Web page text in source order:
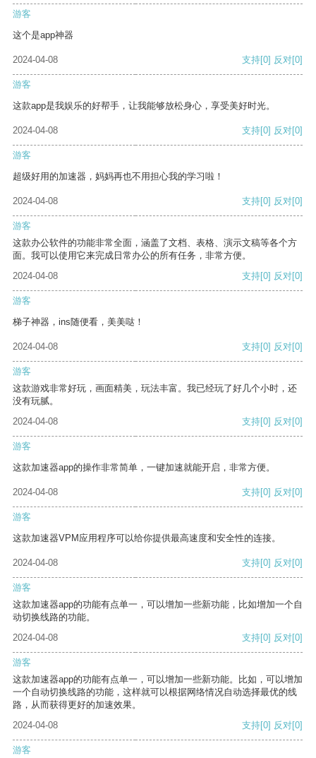
游客
这个是app神器
2024-04-08 支持[0] 反对[0]
游客
这款app是我娱乐的好帮手，让我能够放松身心，享受美好时光。
2024-04-08 支持[0] 反对[0]
游客
超级好用的加速器，妈妈再也不用担心我的学习啦！
2024-04-08 支持[0] 反对[0]
游客
这款办公软件的功能非常全面，涵盖了文档、表格、演示文稿等各个方
面。我可以使用它来完成日常办公的所有任务，非常方便。
2024-04-08
支持[0] 反对[0]
游客
梯子神器，ins随便看，美美哒！
2024-04-08 支持[0] 反对[0]
游客
这款游戏非常好玩，画面精美，玩法丰富。我已经玩了好几个小时，还
没有玩腻。
2024-04-08
支持[0] 反对[0]
游客
这款加速器app的操作非常简单，一键加速就能开启，非常方便。
2024-04-08 支持[0] 反对[0]
游客
这款加速器VPM应用程序可以给你提供最高速度和安全性的连接。
2024-04-08 支持[0] 反对[0]
游客
这款加速器app的功能有点单一，可以增加一些新功能，比如增加一个自
动切换线路的功能。
2024-04-08
支持[0] 反对[0]
游客
这款加速器app的功能有点单一，可以增加一些新功能。比如，可以增加
一个自动切换线路的功能，这样就可以根据网络情况自动选择最优的线
路，从而获得更好的加速效果。
2024-04-08
支持[0] 反对[0]
游客